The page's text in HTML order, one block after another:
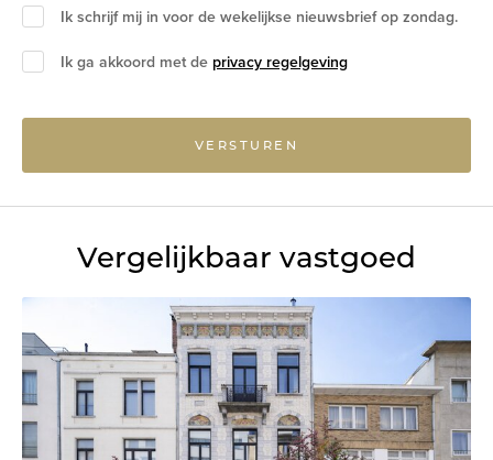
Ik schrijf mij in voor de wekelijkse nieuwsbrief op zondag.
Ik ga akkoord met de privacy regelgeving
VERSTUREN
Vergelijkbaar vastgoed